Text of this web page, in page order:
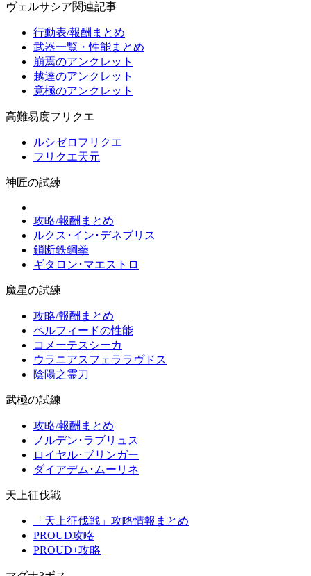
ヴェルサシア関連記事
行動表/報酬まとめ
武器一覧・性能まとめ
崩焉のアンクレット
越達のアンクレット
竟極のアンクレット
高難易度フリクエ
ルシゼロフリクエ
フリクエ天元
神匠の試練
攻略/報酬まとめ
ルクス･イン･デネブリス
鎖断鉄鋼拳
ギタロン･マエストロ
魔星の試練
攻略/報酬まとめ
ペルフィードの性能
コメーテスシーカ
ウラニアスフェララヴドス
陰陽之霊刀
武極の試練
攻略/報酬まとめ
ノルデン･ラブリュス
ロイヤル･ブリンガー
ダイアデム･ムーリネ
天上征伐戦
「天上征伐戦」攻略情報まとめ
PROUD攻略
PROUD+攻略